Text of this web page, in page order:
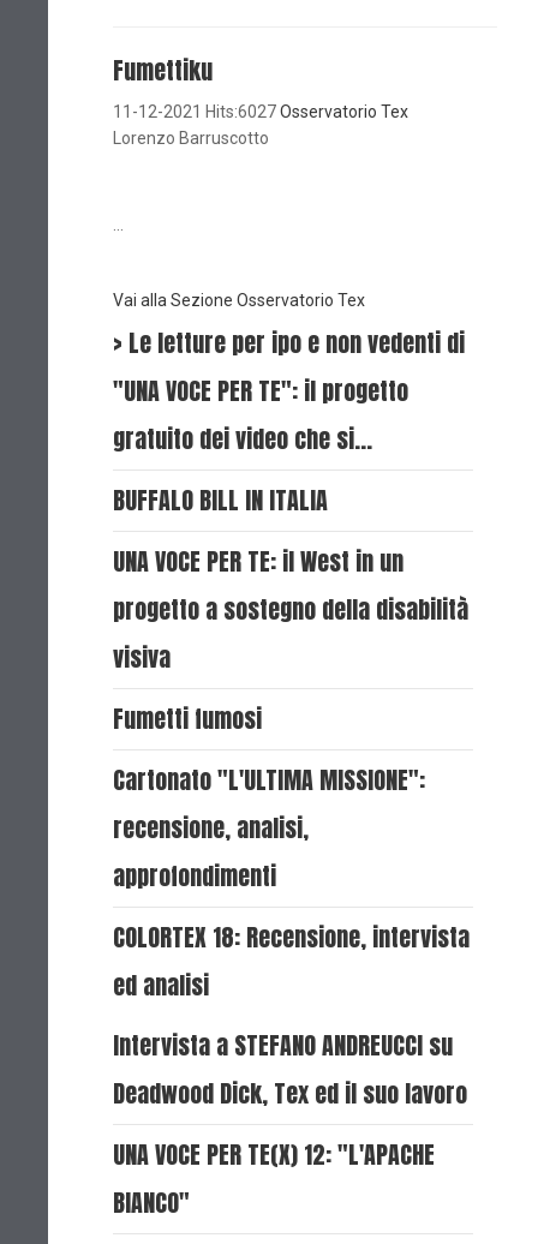
Fumettiku
11-12-2021 Hits:6027Osservatorio Tex
Lorenzo Barruscotto
Vai alla Sezione Osservatorio Tex
> Le letture per ipo e non vedenti di
"UNA VOCE PER TE": il progetto
gratuito dei video che si…
BUFFALO BILL IN ITALIA
UNA VOCE PER TE: il West in un
progetto a sostegno della disabilità
visiva
Fumetti fumosi
Cartonato "L'ULTIMA MISSIONE":
recensione, analisi,
approfondimenti
COLORTEX 18: Recensione, intervista
ed analisi
Intervista a STEFANO ANDREUCCI su
Deadwood Dick, Tex ed il suo lavoro
UNA VOCE PER TE(X) 12: "L'APACHE
BIANCO"